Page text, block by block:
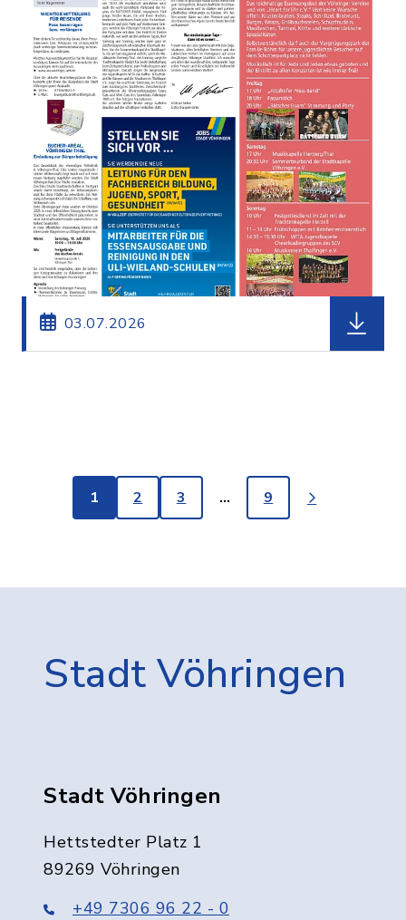
03.07.2026
1 2 3 … 9
Stadt Vöhringen
Stadt Vöhringen
Hettstedter Platz 1
89269 Vöhringen
+49 7306 96 22 - 0